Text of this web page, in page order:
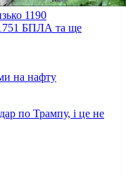
1190
БПЛА та ще
на нафту
по Трампу, і це не